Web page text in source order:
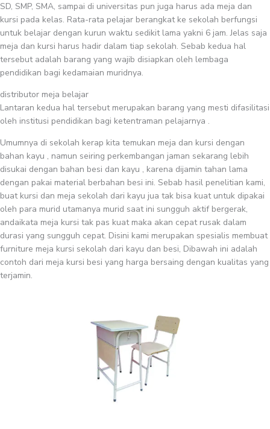
SD, SMP, SMA, sampai di universitas pun juga harus ada meja dan
kursi pada kelas. Rata-rata pelajar berangkat ke sekolah berfungsi
untuk belajar dengan kurun waktu sedikit lama yakni 6 jam. Jelas saja
meja dan kursi harus hadir dalam tiap sekolah. Sebab kedua hal
tersebut adalah barang yang wajib disiapkan oleh lembaga
pendidikan bagi kedamaian muridnya.
distributor meja belajar
Lantaran kedua hal tersebut merupakan barang yang mesti difasilitasi
oleh institusi pendidikan bagi ketentraman pelajarnya .
Umumnya di sekolah kerap kita temukan meja dan kursi dengan
bahan kayu , namun seiring perkembangan jaman sekarang lebih
disukai dengan bahan besi dan kayu , karena dijamin tahan lama
dengan pakai material berbahan besi ini. Sebab hasil penelitian kami,
buat kursi dan meja sekolah dari kayu jua tak bisa kuat untuk dipakai
oleh para murid utamanya murid saat ini sungguh aktif bergerak,
andaikata meja kursi tak pas kuat maka akan cepat rusak dalam
durasi yang sungguh cepat. Disini kami merupakan spesialis membuat
furniture meja kursi sekolah dari kayu dan besi, Dibawah ini adalah
contoh dari meja kursi besi yang harga bersaing dengan kualitas yang
terjamin.